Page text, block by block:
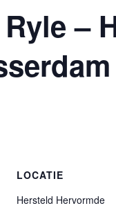
–
LOCATIE
Hersteld Hervormde